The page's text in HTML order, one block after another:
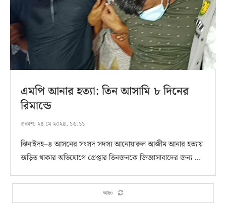
এমপি আনার হত্যা: তিন আসামি ৮ দিনের
রিমান্ডে
প্রকাশ: ২৪ মে ২০২৪, ১৬:১১
ঝিনাইদহ–৪ আসনের সংসদ সদস্য আনোয়ারুল আজীম আনার হত্যায়
জড়িত থাকার অভিযোগে গ্রেপ্তার তিনজনকে জিজ্ঞাসাবাদের জন্য …
আরও